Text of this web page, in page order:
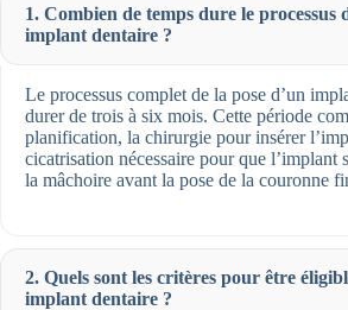
1. Combien de temps dure le processus
implant dentaire ?
Le processus complet de la pose d’un
durer de trois à six mois. Cette période
planification, la chirurgie pour insérer
cicatrisation nécessaire pour que l’implant
la mâchoire avant la pose de la couronne
2. Quels sont les critères pour être
implant dentaire ?